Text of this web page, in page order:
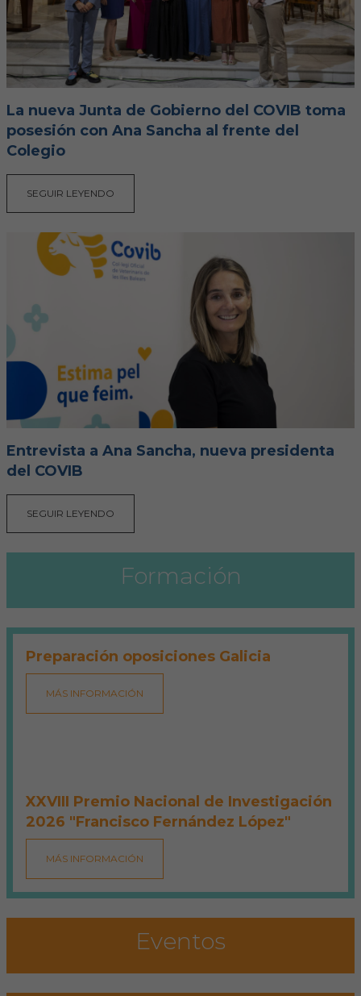
INFORMACIÓN A LA CIUDADANÍA
Centros veterinarios
Colegiados
Consejos para tus mascotas
CONTACTO
La nueva Junta de Gobierno del COVIB toma
posesión con Ana Sancha al frente del
Colegio
SEGUIR LEYENDO
Entrevista a Ana Sancha, nueva presidenta
del COVIB
SEGUIR LEYENDO
Formación
Preparación oposiciones Galicia
MÁS INFORMACIÓN
XXVIII Premio Nacional de Investigación
2026 "Francisco Fernández López"
MÁS INFORMACIÓN
Microcredencial en neuropatología
Eventos